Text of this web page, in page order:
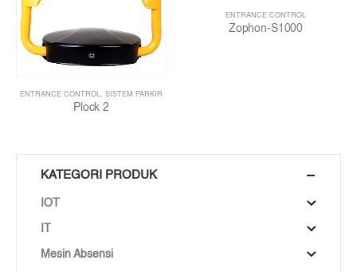
ENTRANCE CONTROL, SISTEM PARKIR
Plock 2
ENTRANCE CONTROL
Zophon-S1000
KATEGORI PRODUK
IOT
Mesin Absensi